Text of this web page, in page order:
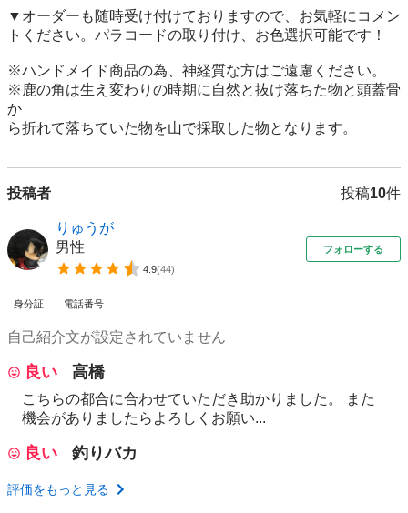
▼オーダーも随時受け付けておりますので、お気軽にコメン
トください。パラコードの取り付け、お色選択可能です！
※ハンドメイド商品の為、神経質な方はご遠慮ください。
※鹿の角は生え変わりの時期に自然と抜け落ちた物と頭蓋骨
か
ら折れて落ちていた物を山で採取した物となります。
投稿者 投稿10件
りゅうが
男性
4.9(44)
フォローする
身分証 電話番号
自己紹介文が設定されていません
良い 高橋
こちらの都合に合わせていただき助かりました。 また
機会がありましたらよろしくお願い...
良い 釣りバカ
評価をもっと見る